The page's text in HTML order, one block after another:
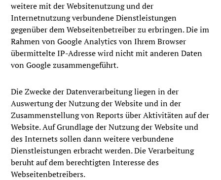
weitere mit der Websitenutzung und der
Internetnutzung verbundene Dienstleistungen
gegenüber dem Webseitenbetreiber zu erbringen. Die im
Rahmen von Google Analytics von Ihrem Browser
übermittelte IP-Adresse wird nicht mit anderen Daten
von Google zusammengeführt.
Die Zwecke der Datenverarbeitung liegen in der
Auswertung der Nutzung der Website und in der
Zusammenstellung von Reports über Aktivitäten auf der
Website. Auf Grundlage der Nutzung der Website und
des Internets sollen dann weitere verbundene
Dienstleistungen erbracht werden. Die Verarbeitung
beruht auf dem berechtigten Interesse des
Webseitenbetreibers.